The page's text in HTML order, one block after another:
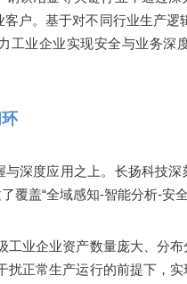
户。基于对不同行业生产
工业企业实现安全与业务
深度应用之上。长扬科技
盖“全域感知-智能分析-安
工业企业资产数量庞大、分
正常生产运行的前提下，